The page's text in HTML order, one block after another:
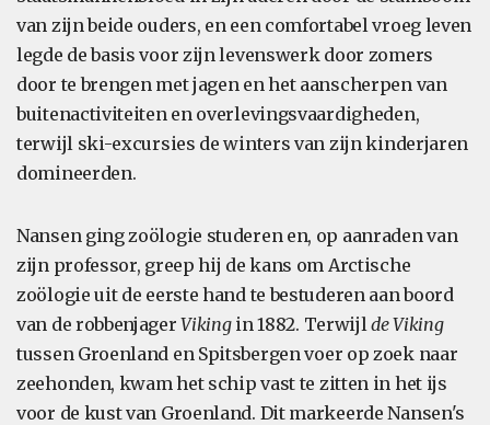
van zijn beide ouders, en een comfortabel vroeg leven
legde de basis voor zijn levenswerk door zomers
door te brengen met jagen en het aanscherpen van
buitenactiviteiten en overlevingsvaardigheden,
terwijl ski-excursies de winters van zijn kinderjaren
domineerden.
Nansen ging zoölogie studeren en, op aanraden van
zijn professor, greep hij de kans om Arctische
zoölogie uit de eerste hand te bestuderen aan boord
van de robbenjagerVikingin 1882. Terwijlde Viking
tussen Groenland en Spitsbergen voer op zoek naar
zeehonden, kwam het schip vast te zitten in het ijs
voor de kust van Groenland. Dit markeerde Nansen's